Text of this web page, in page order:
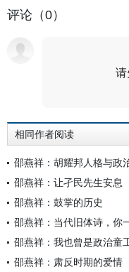
评论（0）
相同作者阅读
邵燕祥：胡耀邦人格与政
邵燕祥：让孑民先生安息
邵燕祥：鼓掌的历史
邵燕祥：当代旧体诗，你
邵燕祥：我也曾是政治童
邵燕祥：肃反时期的爱情